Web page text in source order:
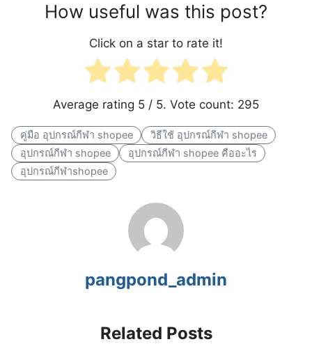
How useful was this post?
Click on a star to rate it!
Average rating 5 / 5. Vote count: 295
คู่มือ อุปกรณ์กีฬา shopee
วิธีใช้ อุปกรณ์กีฬา shopee
อุปกรณ์กีฬา shopee
อุปกรณ์กีฬา shopee คืออะไร
อุปกรณ์กีฬาshopee
pangpond_admin
Related Posts